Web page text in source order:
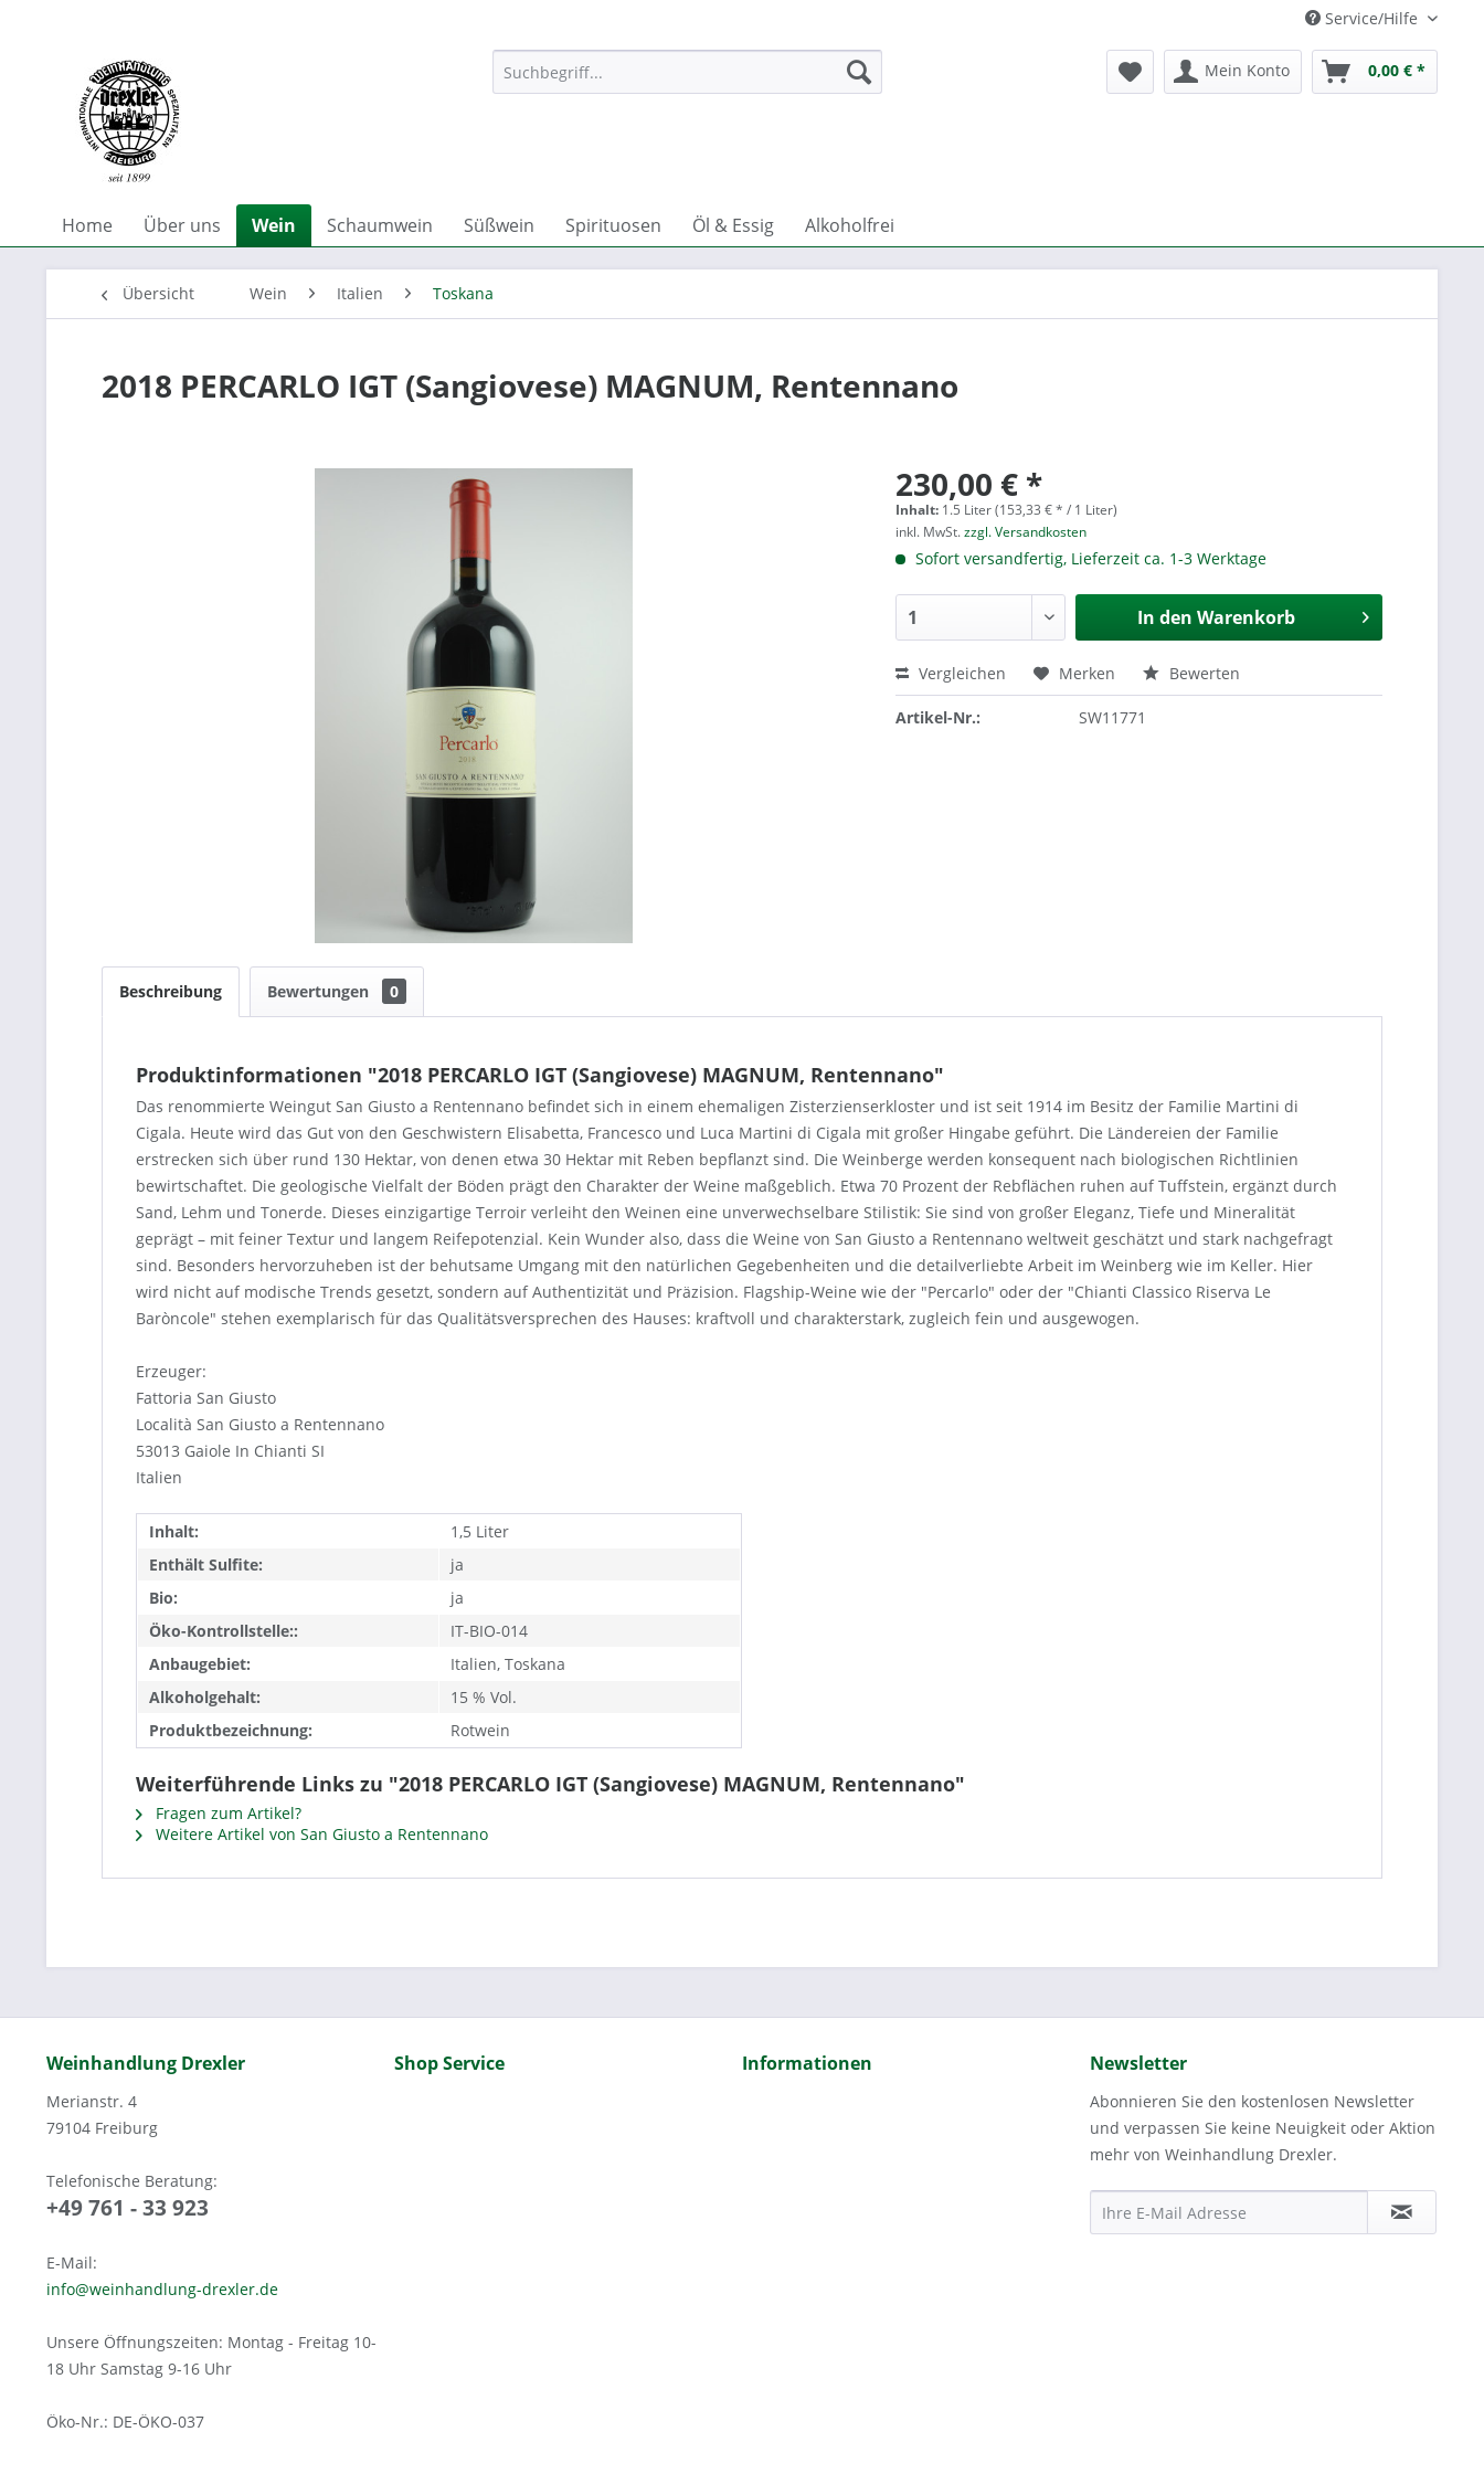
Service/Hilfe
Mein Konto 0,00 € *
Home Über uns Wein Schaumwein Süßwein Spirituosen Öl & Essig Alkoholfrei
Übersicht Wein Italien Toskana
2018 PERCARLO IGT (Sangiovese) MAGNUM, Rentennano
230,00 € *
Inhalt: 1.5 Liter (153,33 € * / 1 Liter)
inkl. MwSt.zzgl. Versandkosten
Sofort versandfertig, Lieferzeit ca. 1-3 Werktage
In den Warenkorb
Vergleichen Merken Bewerten
Artikel-Nr.: SW11771
Beschreibung Bewertungen 0
Produktinformationen "2018 PERCARLO IGT (Sangiovese) MAGNUM, Rentennano"
Das renommierte Weingut San Giusto a Rentennano befindet sich in einem ehemaligen Zisterzienserkloster und ist seit 1914 im Besitz der Familie Martini di
Cigala. Heute wird das Gut von den Geschwistern Elisabetta, Francesco und Luca Martini di Cigala mit großer Hingabe geführt. Die Ländereien der Familie
erstrecken sich über rund 130 Hektar, von denen etwa 30 Hektar mit Reben bepflanzt sind. Die Weinberge werden konsequent nach biologischen Richtlinien
bewirtschaftet. Die geologische Vielfalt der Böden prägt den Charakter der Weine maßgeblich. Etwa 70 Prozent der Rebflächen ruhen auf Tuffstein, ergänzt durch
Sand, Lehm und Tonerde. Dieses einzigartige Terroir verleiht den Weinen eine unverwechselbare Stilistik: Sie sind von großer Eleganz, Tiefe und Mineralität
geprägt – mit feiner Textur und langem Reifepotenzial. Kein Wunder also, dass die Weine von San Giusto a Rentennano weltweit geschätzt und stark nachgefragt
sind. Besonders hervorzuheben ist der behutsame Umgang mit den natürlichen Gegebenheiten und die detailverliebte Arbeit im Weinberg wie im Keller. Hier
wird nicht auf modische Trends gesetzt, sondern auf Authentizität und Präzision. Flagship-Weine wie der "Percarlo" oder der "Chianti Classico Riserva Le
Baròncole" stehen exemplarisch für das Qualitätsversprechen des Hauses: kraftvoll und charakterstark, zugleich fein und ausgewogen.
Erzeuger:
Fattoria San Giusto
Località San Giusto a Rentennano
53013 Gaiole In Chianti SI
Italien
Inhalt:
1,5 Liter
Enthält Sulfite:
ja
Bio:
ja
Öko-Kontrollstelle::
IT-BIO-014
Anbaugebiet:
Italien, Toskana
Alkoholgehalt:
15 % Vol.
Produktbezeichnung:
Rotwein
Weiterführende Links zu "2018 PERCARLO IGT (Sangiovese) MAGNUM, Rentennano"
Fragen zum Artikel?
Weitere Artikel von San Giusto a Rentennano
Weinhandlung Drexler
Merianstr. 4
79104 Freiburg
Telefonische Beratung:
+49 761 - 33 923
E-Mail:
info@weinhandlung-drexler.de
Unsere Öffnungszeiten: Montag - Freitag 10-
18 Uhr Samstag 9-16 Uhr
Öko-Nr.: DE-ÖKO-037
Shop Service Informationen Newsletter
Abonnieren Sie den kostenlosen Newsletter
und verpassen Sie keine Neuigkeit oder Aktion
mehr von Weinhandlung Drexler.